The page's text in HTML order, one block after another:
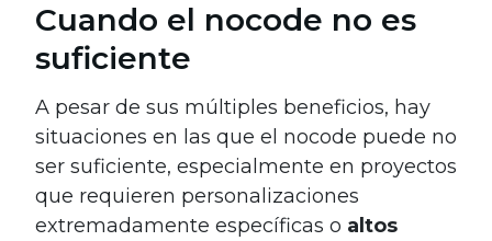
Cuando el nocode no es
suficiente
A pesar de sus múltiples beneficios, hay
situaciones en las que el nocode puede no
ser suficiente, especialmente en proyectos
que requieren personalizaciones
extremadamente específicas o altos